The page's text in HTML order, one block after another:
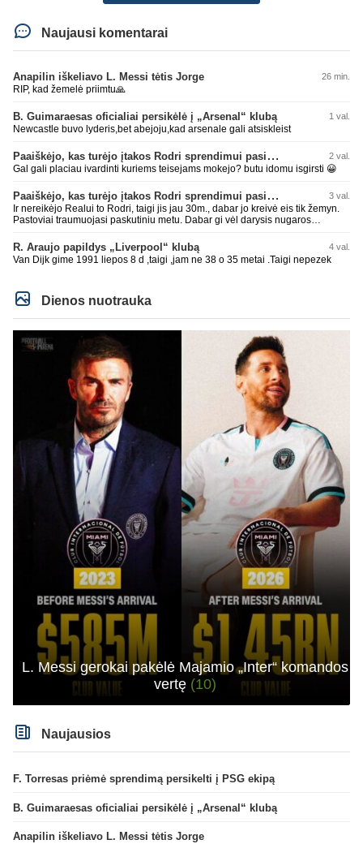
Naujausi komentarai
Anapilin iškeliavo L. Messi tėtis Jorge 26 min.
RIP, kad žemelė priimtu🙏
B. Guimaraesas oficialiai persikėlė į „Arsenal“ klubą 1 val.
Newcastle buvo lyderis,bet abejoju,kad arsenale gali atsiskleist
Paaiškėjo, kas turėjo įtakos Rodri sprendimui pasirinkti Barselonos pusę 2 val.
Gal gali placiau ivardinti kuriems teisejams mokejo? butu idomu isgirsti 😀
Paaiškėjo, kas turėjo įtakos Rodri sprendimui pasirinkti Barselonos pusę 3 val.
Ir nereikėjo Realui to Rodri, taigi jis jau 30m., dabar jo kreivė eis tik žemyn.
Pastoviai traumuojasi paskutiniu metu. Dabar gi vėl darysis nugaros
Real turi ir geresnių opcijų, Mauras viską sustatys į vietas. Jeigu jis iš tikro
būtų buvęs reikalingas, Perezas būtų ir pasiėmęs seniai. Beja ir ManCity, ne
šiaip sau paleidžia jį. Sėkmės jam Barcoje, galės su savo korešais iš
R. Araujo papildys „Liverpool“ klubą 4 val.
Van Dijk gime 1991 liepos 8 d ,taigi ,jam ne 38 o 35 metai .Taigi nepezek
Dienos nuotrauka
L. Messi gerokai pakėlė Majamio „Inter“ komandos
vertę (10)
Naujausios
F. Torresas priėmė sprendimą persikelti į PSG ekipą
B. Guimaraesas oficialiai persikėlė į „Arsenal“ klubą
Anapilin iškeliavo L. Messi tėtis Jorge